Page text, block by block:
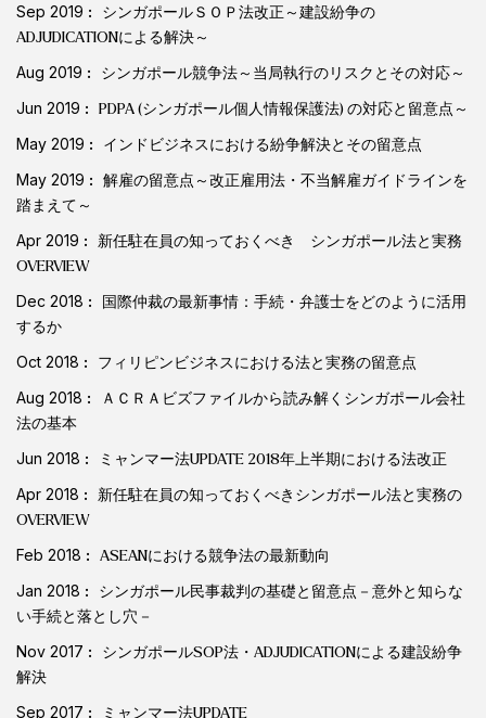
Sep 2019
シンガポールＳＯＰ法改正～建設紛争の
ADJUDICATIONによる解決～
Aug 2019 シンガポール競争法～当局執行のリスクとその対応～
Jun 2019 PDPA (シンガポール個人情報保護法) の対応と留意点～
May 2019 インドビジネスにおける紛争解決とその留意点
May 2019
解雇の留意点～改正雇用法・不当解雇ガイドラインを
踏まえて～
Apr 2019
新任駐在員の知っておくべき シンガポール法と実務
OVERVIEW
Dec 2018
国際仲裁の最新事情：手続・弁護士をどのように活用
するか
Oct 2018 フィリピンビジネスにおける法と実務の留意点
Aug 2018
ＡＣＲＡビズファイルから読み解くシンガポール会社
法の基本
Jun 2018 ミャンマー法UPDATE 2018年上半期における法改正
Apr 2018
新任駐在員の知っておくべきシンガポール法と実務の
OVERVIEW
Feb 2018 ASEANにおける競争法の最新動向
Jan 2018
シンガポール民事裁判の基礎と留意点－意外と知らな
い手続と落とし穴－
Nov 2017
シンガポールSOP法・ADJUDICATIONによる建設紛争
解決
Sep 2017 ミャンマー法UPDATE